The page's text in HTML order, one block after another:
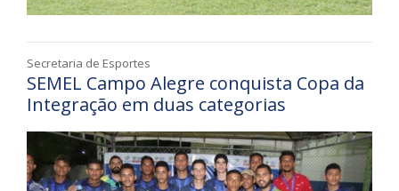
Secretaria de Esportes
SEMEL Campo Alegre conquista Copa da
Integração em duas categorias